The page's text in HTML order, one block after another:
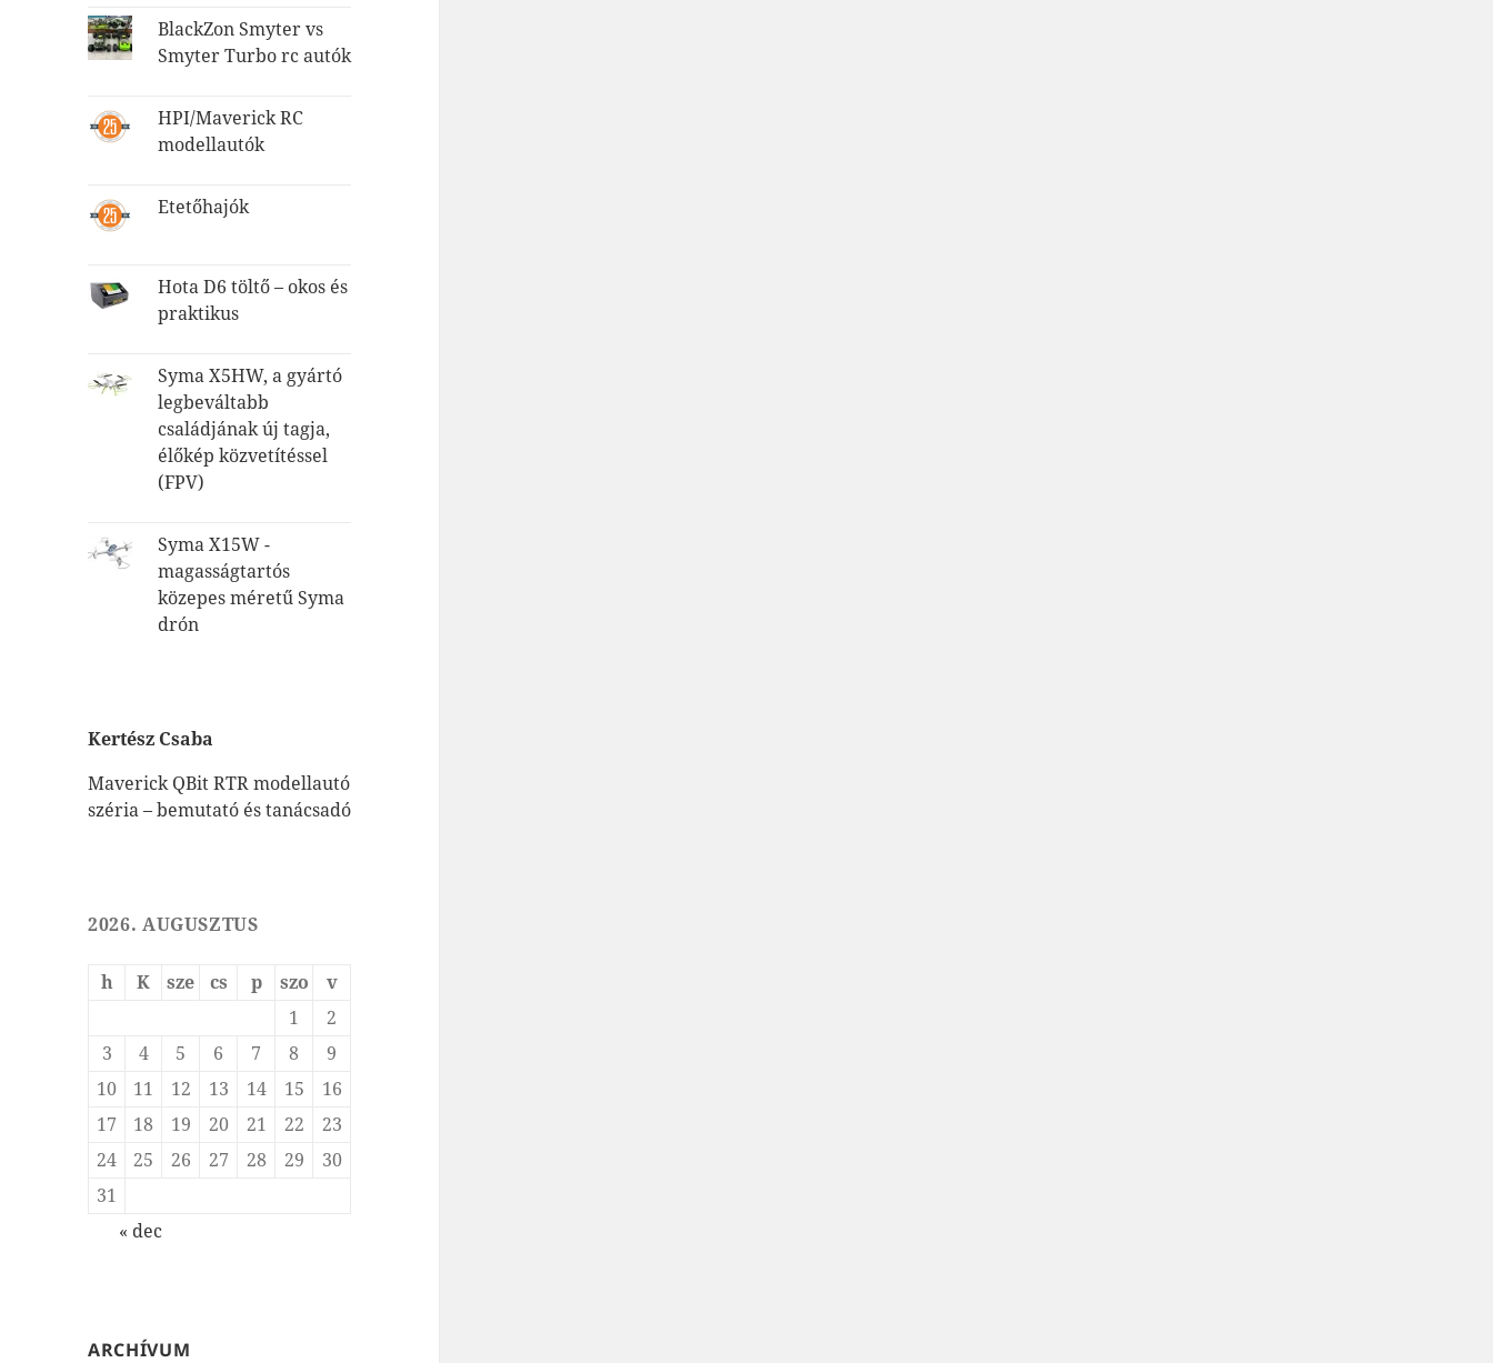
BlackZon Smyter vs
Smyter Turbo rc autók
HPI/Maverick RC
modellautók
Etetőhajók
Hota D6 töltő – okos és
praktikus
Syma X5HW, a gyártó
legbeváltabb
családjának új tagja,
élőkép közvetítéssel
(FPV)
Syma X15W -
magasságtartós
közepes méretű Syma
drón
Kertész Csaba
Maverick QBit RTR modellautó
széria – bemutató és tanácsadó
2026. AUGUSZTUS
h K sze cs p szo
v
1
2
3
4 5 6 7 8
9
10
11 12 13 14 15
16
17
18 19 20 21 22
23
24
25 26 27 28 29
30
31
« dec
ARCHÍVUM